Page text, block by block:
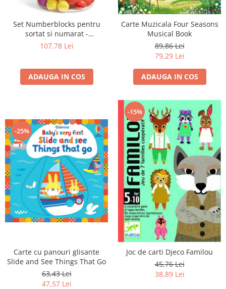
Set Numberblocks pentru
sortat si numarat -
Numberblob
107,78 Lei
ADAUGA IN COS
Carte Muzicala Four Seasons
Musical Book
89,86 Lei
79,29 Lei
ADAUGA IN COS
-25%
Carte cu panouri glisante
Slide and See Things That Go
63,43 Lei
47,57 Lei
-15%
Joc de carti Djeco Familou
45,76 Lei
38,89 Lei